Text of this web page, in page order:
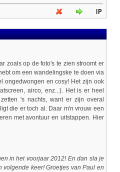
zoals op de foto's te zien stroomt er
om een wandelingske te doen via
ongedwongen en cosy! Het zijn ook
airco, enz...). Het is er heel
's nachts, want er zijn overal
die er toch al. Daar m'n vrouw een
met avontuur en uitstappen. Hier
in het voorjaar 2012! En dan sla je
keer! Groetjes van Paul en